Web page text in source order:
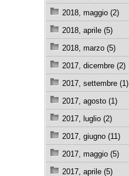
2018, maggio (2)
2018, aprile (5)
2018, marzo (5)
2017, dicembre (2)
2017, settembre (1)
2017, agosto (1)
2017, luglio (2)
2017, giugno (11)
2017, maggio (5)
2017, aprile (5)